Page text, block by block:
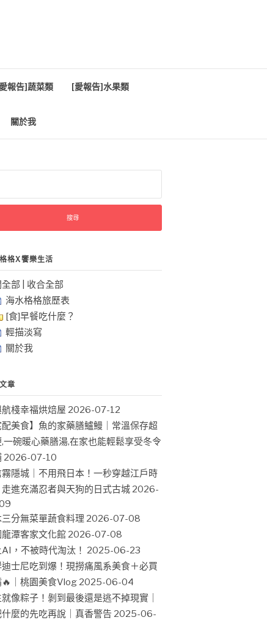
報告]蔬菜類 [愛報告]水果類
關於我
格X饗樂生活
部
收合全部
海水格格旅歷表
[食]早餐吃什麼？
輕描淡寫
關於我
章
棧幸福烘焙屋 2026-07-12
配美食】魚的家藥膳鱸鰻｜常溫保存超
,一碗暖心藥膳湯,在家也能輕鬆享受冬令
2026-07-10
隱城｜不用飛日本！一秒穿越江戶時
進充滿忍者與天狗的日式古城 2026-
三分無菜單蔬食料理 2026-07-08
潭客家文化館 2026-07-08
，不被時代淘汰！ 2025-06-23
迪士尼吃到爆！現撈痛風系美食＋必買
🔥｜桃園美食Vlog 2025-06-04
像粽子！剝到最後還是逃不掉現實｜
麼的先吃再說｜真香警告 2025-06-